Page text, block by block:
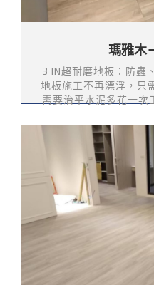
瑪雅木
3 IN超耐磨地板：防蟲
地板施工不再漂浮，只
需要治平水泥多花一次